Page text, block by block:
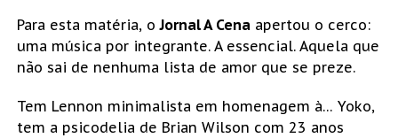
Para esta matéria, oJornal A Cena apertou o cerco:
uma música por integrante. A essencial. Aquela que
não sai de nenhuma lista de amor que se preze.
Tem Lennon minimalista em homenagem à… Yoko,
tem a psicodelia de Brian Wilson com 23 anos